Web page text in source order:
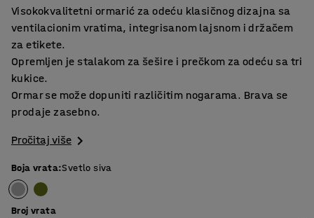
Visokokvalitetni ormarić za odeću klasičnog dizajna sa
ventilacionim vratima, integrisanom lajsnom i držačem
za etikete.
Opremljen je stalakom za šešire i prečkom za odeću sa tri
kukice.
Ormar se može dopuniti različitim nogarama. Brava se
prodaje zasebno.
Pročitaj više
Boja vrata:Svetlo siva
Broj vrata